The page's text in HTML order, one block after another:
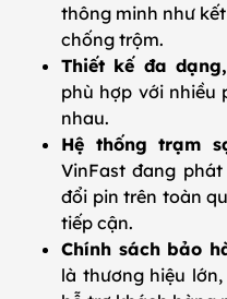
thông minh như
chống trộm.
Thiết kế đa
phù hợp với nhiều
nhau.
Hệ thống trạm
VinFast đang
đổi pin trên toàn
tiếp cận.
Chính sách bảo
là thương hiệu